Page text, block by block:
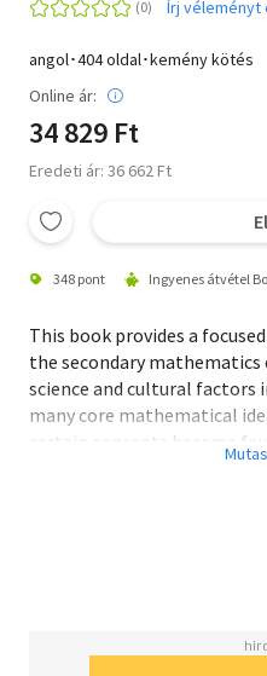
Írj véleményt
angol･404 oldal･kemény kötés
Online ár:
34 829 Ft
Eredeti ár: 36 662 Ft
348 pont Ingyenes átvétel
This book provides a
the secondary
science and cultural factors
many core mathematical
certain concepts became
original intentions matter.
stakes testing. The